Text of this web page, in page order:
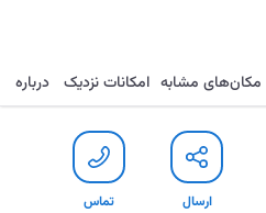
ارسال تماس مکان‌های مشابه امکانات نزدیک درباره
ارسال تماس